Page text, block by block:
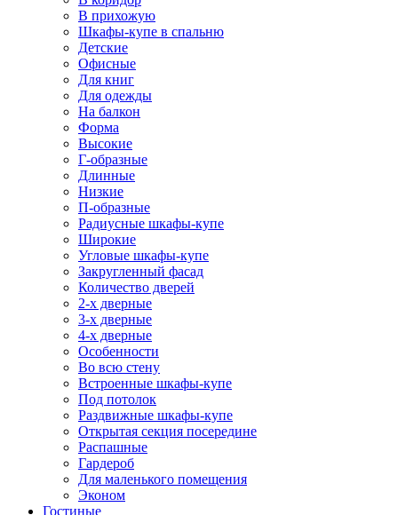
В прихожую
Шкафы-купе в спальню
Детские
Офисные
Для книг
Для одежды
На балкон
Форма
Высокие
Г-образные
Длинные
Низкие
П-образные
Радиусные шкафы-купе
Широкие
Угловые шкафы-купе
Закругленный фасад
Количество дверей
2-х дверные
3-х дверные
4-х дверные
Особенности
Во всю стену
Встроенные шкафы-купе
Под потолок
Раздвижные шкафы-купе
Открытая секция посередине
Распашные
Гардероб
Для маленького помещения
Эконом
Гостиные